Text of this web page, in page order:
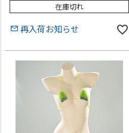
在庫切れ
再入荷お知らせ